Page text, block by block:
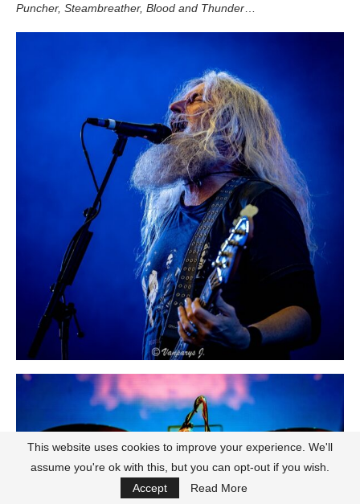
Puncher, Steambreather, Blood and Thunder
This website uses cookies to improve your experience. We'll
assume you're ok with this, but you can opt-out if you wish.
Accept
Read More